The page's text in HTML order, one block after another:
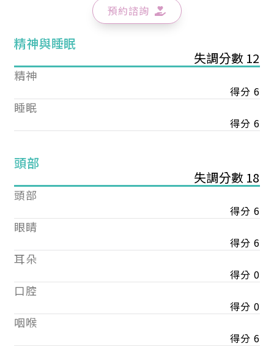
預約諮詢
精神與睡眠
失調分數 12
精神
得分 6
睡眠
得分 6
頭部
失調分數 18
頭部
得分 6
眼睛
得分 6
耳朵
得分 0
口腔
得分 0
咽喉
得分 6